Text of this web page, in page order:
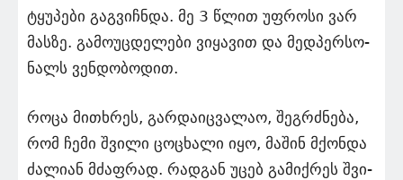
ტყუ­პე­ბი გაგ­ვიჩ­ნდა. მე 3 წლით უფ­რო­სი ვარ
მას­ზე. გა­მო­უც­დე­ლე­ბი ვი­ყა­ვით და მედ­პერ­სო­
ნალს ვენ­დო­ბო­დით.
როცა მი­თხრეს, გარ­და­იც­ვა­ლაო, შეგ­რძნე­ბა,
რომ ჩემი შვი­ლი ცო­ცხა­ლი იყო, მა­შინ მქონ­და
ძა­ლი­ან მძაფ­რად. რად­გან უცებ გა­მიქ­რეს შვი­